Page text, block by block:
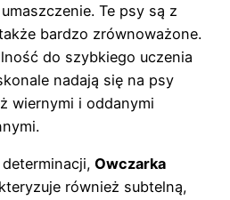
Te psy są z
bardzo zrównoważone.
do szybkiego uczenia
nadają się na psy
wiernymi i oddanymi
Owczarka
również subtelną,